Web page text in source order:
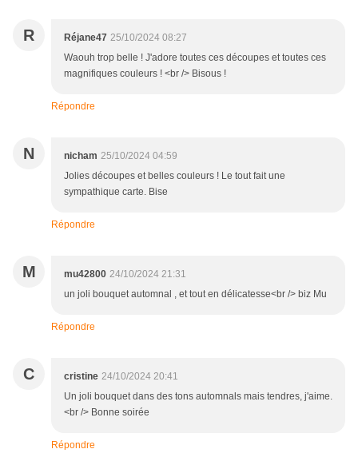
R Réjane47 25/10/2024 08:27
Waouh trop belle ! J'adore toutes ces découpes et toutes ces
magnifiques couleurs ! <br /> Bisous !
Répondre
N nicham 25/10/2024 04:59
Jolies découpes et belles couleurs ! Le tout fait une
sympathique carte. Bise
Répondre
M mu42800 24/10/2024 21:31
un joli bouquet automnal , et tout en délicatesse<br /> biz Mu
Répondre
C cristine 24/10/2024 20:41
Un joli bouquet dans des tons automnals mais tendres, j'aime.
<br /> Bonne soirée
Répondre